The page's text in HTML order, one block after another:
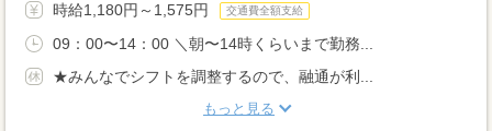
時給1,180円～1,575円 交通費全額支給
09：00〜14：00 ＼朝〜14時くらいまで勤務...
★みんなでシフトを調整するので、融通が利...
もっと見る